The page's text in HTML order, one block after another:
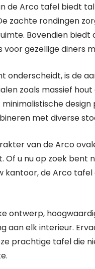
de Arco tafel biedt
zachte rondingen
Bovendien
voor gezellige diners
onderscheidt, is de
zoals massief
minimalistische
met diverse
van de Arco
Of u nu op zoek bent
kantoor, de Arco
ontwerp,
aan elk interieur.
prachtige tafel die